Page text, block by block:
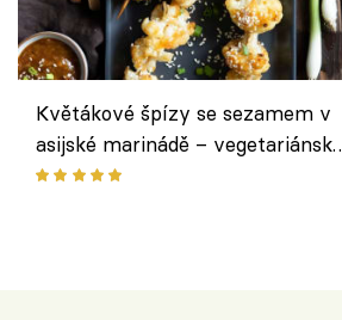
Květákové špízy se sezamem v
asijské marinádě – vegetariánská
chuťovka z grilu